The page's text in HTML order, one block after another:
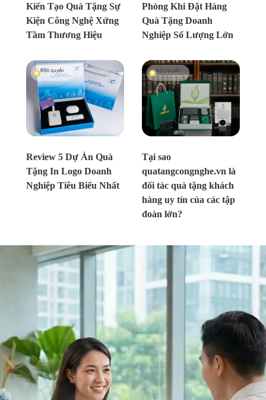
Kiến Tạo Quà Tặng Sự
Kiện Công Nghệ Xứng
Tầm Thương Hiệu
Phòng Khi Đặt Hàng
Quà Tặng Doanh
Nghiệp Số Lượng Lớn
Review 5 Dự Án Quà
Tặng In Logo Doanh
Nghiệp Tiêu Biểu Nhất
Độc quyền
Tại sao
quatangcongnghe.vn là
đối tác quà tặng khách
hàng uy tín của các tập
đoàn lớn?
Độc quyền